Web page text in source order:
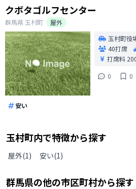
クボタゴルフセンター
群馬県 玉村町
屋外
玉村町役
40打席
打席料
0
0
安い
玉村町内で特徴から探す
屋外(1) 安い(1)
群馬県の他の市区町村から探す